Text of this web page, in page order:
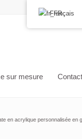
sur mesure
en acrylique personnalisée en
Français